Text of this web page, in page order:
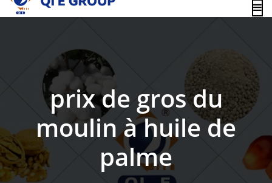
content
prix de gros du
moulin à huile de
palme